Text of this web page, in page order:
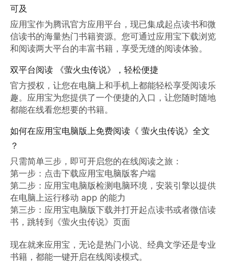
可及
应用宝作为腾讯官方应用平台，现已集成起点读书和微
信读书的海量热门书籍资源。您可通过应用宝下载浏览
和阅读两大平台的丰富书籍，享受无缝的阅读体验。
双平台阅读 《萤火虫传说》，轻松便捷
官方授权，让您在电脑上和手机上都能轻松享受阅读乐
趣。应用宝为您提供了一个便捷的入口，让您随时随地
都能在线看您想要的书籍。
如何在应用宝电脑版上免费阅读《 萤火虫传说》全文
？
只需简单三步，即可开启您的在线阅读之旅：
第一步：点击下载应用宝电脑版客户端
第二步：应用宝电脑版检测电脑环境，安装引擎以提供
在电脑上运行移动 app 的能力
第三步：应用宝电脑版下载并打开起点读书或者微信读
书，跳转到《萤火虫传说》页面
现在就来应用宝，无论是热门小说、经典文学还是专业
书籍，都能一键开启在线阅读模式。